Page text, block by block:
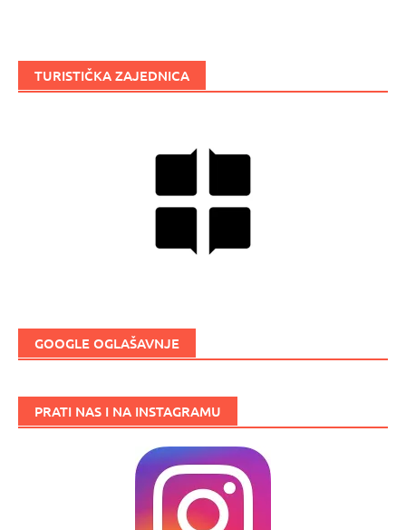
TURISTIČKA ZAJEDNICA
GOOGLE OGLAŠAVNJE
PRATI NAS I NA INSTAGRAMU